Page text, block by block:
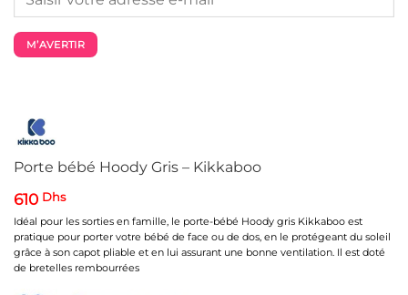
Porte bébé Hoody Gris – Kikkaboo
610 Dhs
Idéal pour les sorties en famille, le porte-bébé Hoody gris Kikkaboo est
pratique pour porter votre bébé de face ou de dos, en le protégeant du soleil
grâce à son capot pliable et en lui assurant une bonne ventilation. Il est doté
de bretelles rembourrées
M’AVERTIR